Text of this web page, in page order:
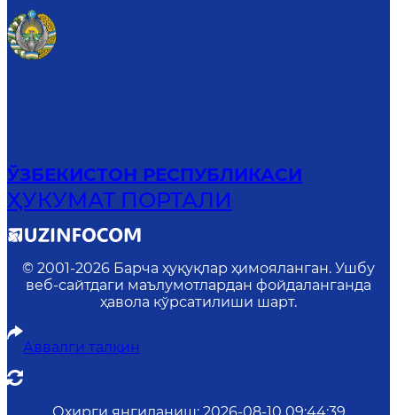
ЎЗБЕКИСТОН РЕСПУБЛИКАСИ
ҲУКУМАТ ПОРТАЛИ
© 2001-2026 Барча ҳуқуқлар ҳимояланган. Ушбу
веб-сайтдаги маълумотлардан фойдаланганда
ҳавола кўрсатилиши шарт.
Аввалги талқин